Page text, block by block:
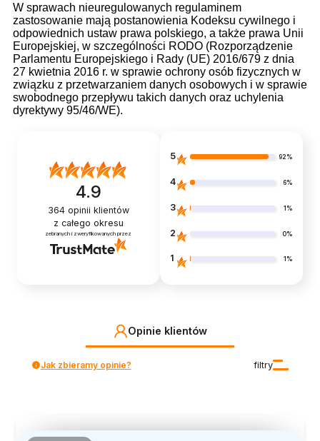
W sprawach nieuregulowanych regulaminem
zastosowanie mają postanowienia Kodeksu cywilnego i
odpowiednich ustaw prawa polskiego, a także prawa Unii
Europejskiej, w szczególności RODO (Rozporządzenie
Parlamentu Europejskiego i Rady (UE) 2016/679 z dnia
27 kwietnia 2016 r. w sprawie ochrony osób fizycznych w
związku z przetwarzaniem danych osobowych i w sprawie
swobodnego przepływu takich danych oraz uchylenia
dyrektywy 95/46/WE).
4.9
364opinii klientów
z całego okresu
zebranych i zweryfikowanych przez
5 92%
4 6%
3 1%
2 0%
1 1%
Opinie klientów
filtry
Jak zbieramy opinie?